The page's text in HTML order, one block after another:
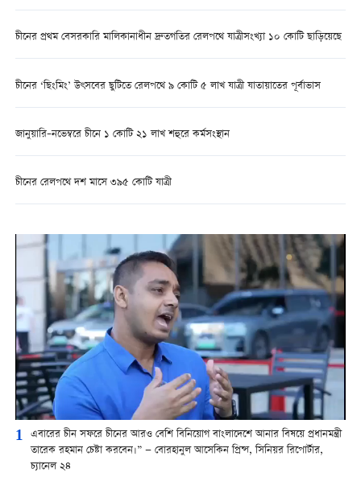
চীনের প্রথম বেসরকারি মালিকানাধীন দ্রুতগতির রেলপথে যাত্রীসংখ্যা ১০ কোটি ছাড়িয়েছে
চীনের ‘ছিংমিং’ উৎসবের ছুটিতে রেলপথে ৯ কোটি ৫ লাখ যাত্রী যাতায়াতের পূর্বাভাস
জানুয়ারি–নভেম্বরে চীনে ১ কোটি ২১ লাখ শহুরে কর্মসংস্থান
চীনের রেলপথে দশ মাসে ৩৯৫ কোটি যাত্রী
1 এবারের চীন সফরে চীনের আরও বেশি বিনিয়োগ বাংলাদেশে আনার বিষয়ে প্রধানমন্ত্রী
তারেক রহমান চেষ্টা করবেন।” — বোরহানুল আসেকিন প্রিন্স, সিনিয়র রিপোর্টার,
চ্যানেল ২৪